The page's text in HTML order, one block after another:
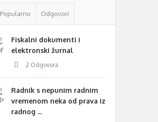
Popularno Odgovori
Fiskalni dokumenti i
elektronski žurnal
2 Odgovora
Radnik s nepunim radnim
vremenom neka od prava iz
radnog ...